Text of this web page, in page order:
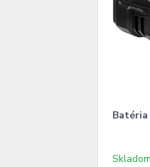
Batéria
Skladom